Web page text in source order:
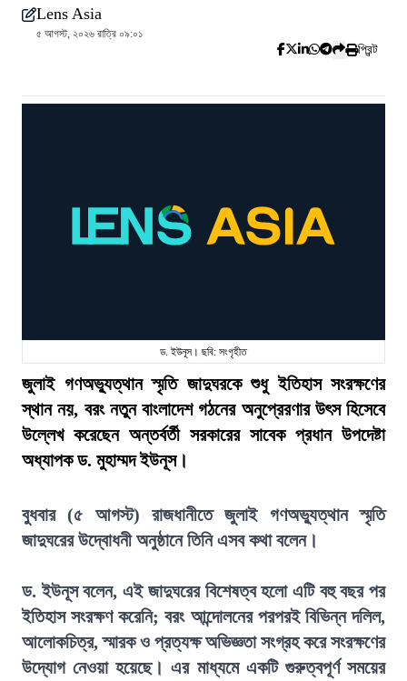
Lens Asia
৫ আগস্ট, ২০২৬ রাত্রি ০৯:০১
প্রিন্ট
ড. ইউনূস। ছবি: সংগৃহীত
জুলাই গণঅভ্যুত্থান স্মৃতি জাদুঘরকে শুধু ইতিহাস সংরক্ষণের
স্থান নয়, বরং নতুন বাংলাদেশ গঠনের অনুপ্রেরণার উৎস হিসেবে
উল্লেখ করেছেন অন্তর্বর্তী সরকারের সাবেক প্রধান উপদেষ্টা
অধ্যাপক ড. মুহাম্মদ ইউনূস।
বুধবার (৫ আগস্ট) রাজধানীতে জুলাই গণঅভ্যুত্থান স্মৃতি
জাদুঘরের উদ্বোধনী অনুষ্ঠানে তিনি এসব কথা বলেন।
ড. ইউনূস বলেন, এই জাদুঘরের বিশেষত্ব হলো এটি বহু বছর পর
ইতিহাস সংরক্ষণ করেনি; বরং আন্দোলনের পরপরই বিভিন্ন দলিল,
আলোকচিত্র, স্মারক ও প্রত্যক্ষ অভিজ্ঞতা সংগ্রহ করে সংরক্ষণের
উদ্যোগ নেওয়া হয়েছে। এর মাধ্যমে একটি গুরুত্বপূর্ণ সময়ের